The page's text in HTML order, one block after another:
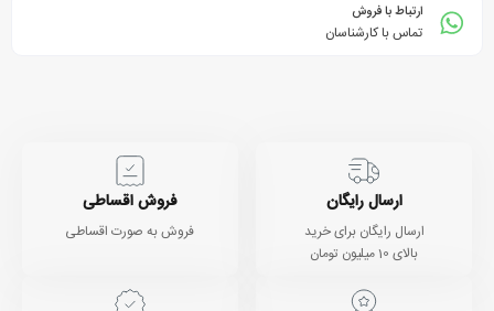
ارتباط با فروش
تماس با کارشناسان
ارسال رایگان
ارسال رایگان برای خرید
بالای 10 میلیون تومان
فروش اقساطی
فروش به صورت اقساطی